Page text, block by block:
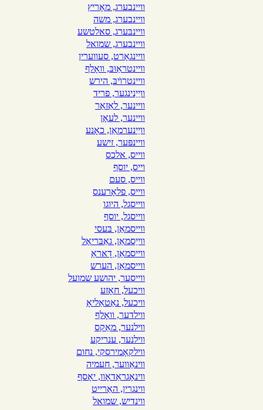
וויינבערג, מאָריץ
וויינבערג, משה
וויינבּערג, סאלטשע
וויינבערג, שמואל
וויינגאָרט, סעווערין
וויינטראַוּבּ, וואָלף
וויינטרויבּ, הירש
וויַיַנינגער, פריד
וויינער, לאַזאַר
וויינער, לעאָן
וויַינערמאַן, כאָנע
וויינפּער, זישע
ווייס, אלכס
וייס, יוסף
ווייס, סעם
ווייס, פלאָרענס
ווייסגל, היוגו
ווייסגל, יוסף
ווייסמאַן, בּעסי
ווייַסמאַן, גאַבּריאֶל
ווייסמאַן, דָאראַ
ווייסמאַן, הערש
ווייסער, יהושע שמועל
וויכעל, חאָזע
וויכעל, נאַטאַליאָ
ווילדער, וואָלף
ווילנער, מאַקס
ווילנער, ענריקע
ווילקאָמירסקי, נחום
ווינאַווער, חעמיה
ווינאָגראַדאָוו, יאָסף
ווינגרין, האַרייט
ווינדיש, שמואל